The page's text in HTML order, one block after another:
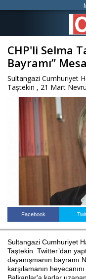
CHP'li Selma
Bayramı”
Sultangazi Cumhuriyet
Taştekin , 21 Mart
Facebook
Sultangazi Cumhuriyet
Taştekin Twitter’dan
dayanışmanın bayramı
karşılamanın